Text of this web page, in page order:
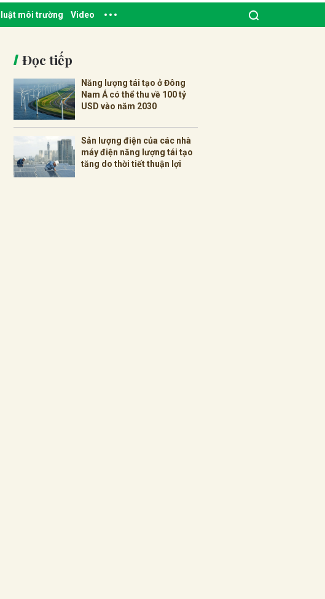
luật môi trường Video
Đọc tiếp
Năng lượng tái tạo ở Đông
Nam Á có thể thu về 100 tỷ
USD vào năm 2030
Sản lượng điện của các nhà
máy điện năng lượng tái tạo
tăng do thời tiết thuận lợi